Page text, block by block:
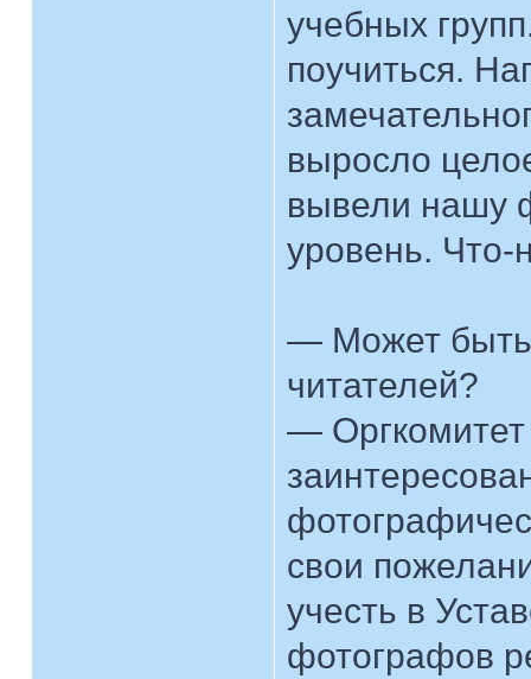
учебных
поучиться.
выросло
вывели нашу
уровень. Что-
— Может быть,
читателей?
— Оргкомитет
свои
учесть в
фотографов